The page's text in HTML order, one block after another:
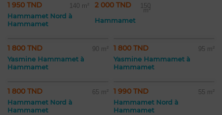
1 950 TND 140 m²
Hammamet Nord à
Hammamet
2 000 TND 150
m²
Hammamet
1 800 TND 90 m²
Yasmine Hammamet à
Hammamet
1 800 TND 95 m²
Yasmine Hammamet à
Hammamet
1 800 TND 65 m²
Hammamet Nord à
Hammamet
1 990 TND 55 m²
Hammamet Nord à
Hammamet